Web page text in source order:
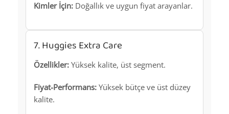
Kimler İçin: Doğallık ve uygun fiyat arayanlar.
7. Huggies Extra Care
Özellikler: Yüksek kalite, üst segment.
Fiyat-Performans: Yüksek bütçe ve üst düzey
kalite.